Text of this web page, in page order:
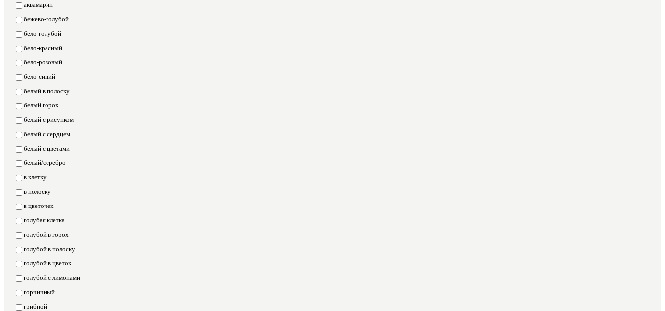
аквамарин
бежево-голубой
бело-голубой
бело-красный
бело-розовый
бело-синий
белый в полоску
белый горох
белый с рисунком
белый с сердцем
белый с цветами
белый/серебро
в клетку
в полоску
в цветочек
голубая клетка
голубой в горох
голубой в полоску
голубой в цветок
голубой с лимонами
горчичный
грибной